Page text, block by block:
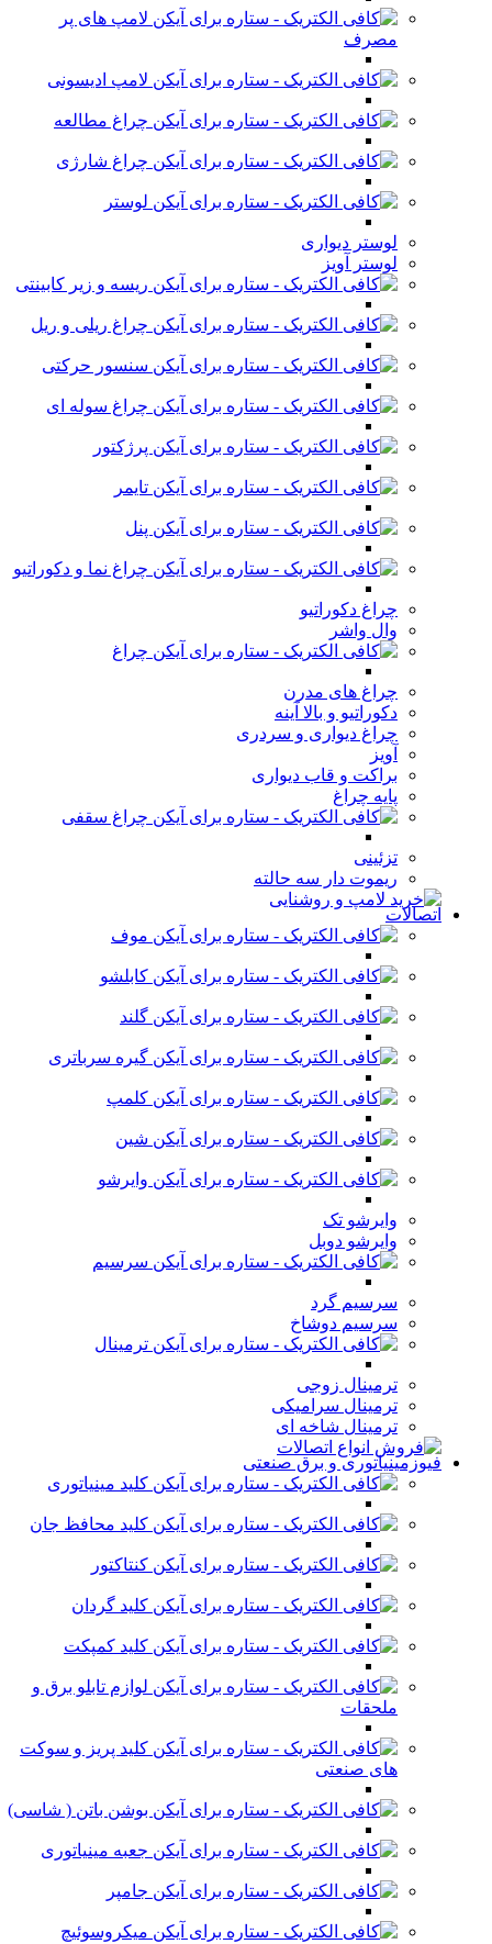
لامپ های پر
مصرف
لامپ ادیسونی
چراغ مطالعه
چراغ شارژی
لوستر
لوستر دیواری
لوستر آویز
ریسه و زیر کابینتی
چراغ ریلی و ریل
سنسور حرکتی
چراغ سوله ای
پرژکتور
تایمر
پنل
چراغ نما و دکوراتیو
چراغ دکوراتیو
وال واشر
چراغ
چراغ های مدرن
دکوراتیو و بالا آینه
چراغ دیواری و سردری
آویز
براکت و قاب دیواری
پایه چراغ
چراغ سقفی
تزئینی
ریموت دار سه حالته
اتصالات
موف
کابلشو
گلند
گیره سرباتری
کلمپ
شین
وایرشو
وایرشو تک
وایرشو دوبل
سرسیم
سرسیم گرد
سرسیم دوشاخ
ترمینال
ترمینال زوجی
ترمینال سرامیکی
ترمینال شاخه ای
فیوزمینیاتوری و برق صنعتی
کلید مینیاتوری
کلید محافظ جان
کنتاکتور
کلید گردان
کلید کمپکت
لوازم تابلو برق و
ملحقات
کلید پریز و سوکت
های صنعتی
بوشن باتن ( شاسی)
جعبه مینیاتوری
جامپر
میکروسوئیچ